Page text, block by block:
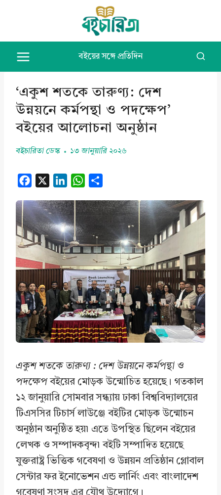
content
বইয়ের সঙ্গে প্রতিদিন
‘একুশ শতকে তারুণ্য: দেশ
উন্নয়নে কর্মপন্থা ও পদক্ষেপ’
বইয়ের আলোচনা অনুষ্ঠান
বইচারিতা ডেস্ক ১৩ জানুয়ারি ২০২৬
c
e
b
o
n
k
e
d
n
W
a
t
s
A
p
a
একুশ শতকে তারুণ্য : দেশ উন্নয়নে কর্মপন্থা ও
পদক্ষেপবইয়ের মোড়ক উন্মোচিত হয়েছে। গতকাল
১২ জানুয়ারি সোমবার সন্ধ্যায় ঢাকা বিশ্ববিদ্যালয়ের
টিএসসির টিচার্স লাউঞ্জে বইটির মোড়ক উন্মোচন
অনুষ্ঠান অনুষ্ঠিত হয়৷ এতে উপস্থিত ছিলেন বইয়ের
লেখক ও সম্পাদকবৃন্দ৷ বইটি সম্পাদিত হয়েছে
যুক্তরাষ্ট্র ভিত্তিক গবেষণা ও উন্নয়ন প্রতিষ্ঠান গ্লোবাল
সেন্টার ফর ইনোভেশন এন্ড লার্নিং এবং বাংলাদেশ
গবেষণা সংসদ এর যৌথ উদ্যোগে।